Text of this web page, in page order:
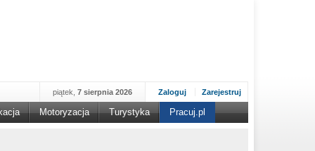
Zaloguj Zarejestruj
piątek, 7 sierpnia 2026
Motoryzacja Turystyka Pracuj.pl